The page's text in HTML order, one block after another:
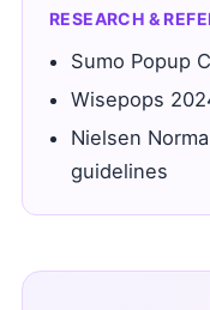
RESEARCH &
Sumo Popup
Wisepops
Nielsen
guidelines